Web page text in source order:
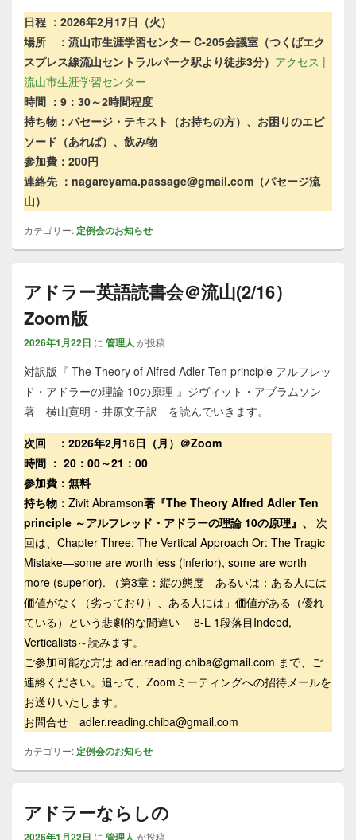
日程 ：2026年2月17日（火）
場所 ：流山市生涯学習センター C-205会議室（つくばエク
スプレス線流山セントラルパーク駅より徒歩3分） アクセス |
流山市生涯学習センター
時間 ：9：30～2時間程度
持ち物：パセージ・テキスト（お持ちの方）、お困りのエピ
ソード（あれば）、飲み物
参加費：200円
連絡先 ：nagareyama.passage@gmail.com（パセージ流
山）
カテゴリー: 定例会のお知らせ
アドラー英語読書会＠流山(2/16）
Zoom版
2026年1月22日 に 管理人 が投稿
対訳版『 The Theory of Alfred Adler Ten principle アルフレッ
ド・アドラーの理論 10の原理 』ジヴィット・アブラムソン
著 横山寛明・井原文子訳 を読んでいきます。
次回 ：2026年2月16日（月）＠Zoom
時間 ： 20：00～21：00
参加費：無料
持ち物： Zivit Abramson著『The Theory Alfred Adler Ten
principle ～アルフレッド・アドラーの理論 10の原理』、 次
回は、Chapter Three: The Vertical Approach Or: The Tragic
Mistake―some are worth less (inferior), some are worth
more (superior). （第3章：縦の態度 あるいは：ある人には
価値がなく（劣っており）、ある人には」価値がある（優れ
ている）という悲劇的な間違い 8-L 1段落目Indeed,
Verticalists～読みます。
ご参加可能な方は adler.reading.chiba@gmail.com まで、ご
連絡ください。追って、Zoomミーティングへの招待メールを
お送りいたします。
お問合せ adler.reading.chiba@gmail.com
カテゴリー: 定例会のお知らせ
アドラーならしの
2026年1月22日 に 管理人 が投稿